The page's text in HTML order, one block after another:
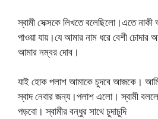
স্বামী সেক্সকে লিখতে বলেছিলো।এতে
পাওয়া যায়।যে আমার নাম ধরে বেশী
আমার নম্বর দোব।
যাই হোক পলাশ আমাকে চুদবে আজকে। আমি
স্বাদ নেবার জন্য।পলাশ এলো। স্বামী
পড়বো। স্বামীর বন্ধুর সাথে চুদাচুদি